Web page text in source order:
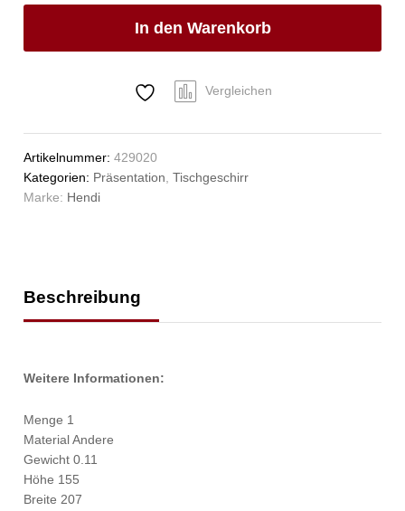
Beige,
Anzahl
In den Warenkorb
Vergleichen
Artikelnummer:429020
Kategorien: Präsentation,Tischgeschirr
Marke: Hendi
Beschreibung
Weitere Informationen:
Menge 1
Material Andere
Gewicht 0.11
Höhe 155
Breite 207